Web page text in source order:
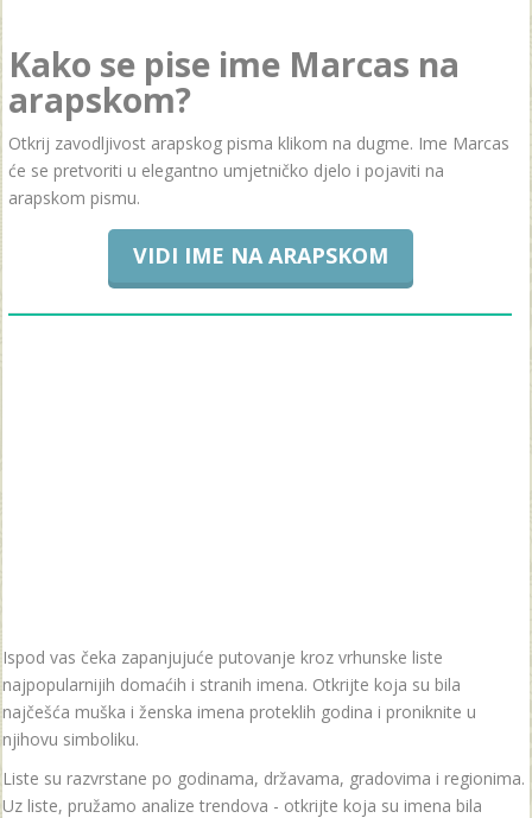
Kako se pise ime Marcas na
arapskom?
Otkrij zavodljivost arapskog pisma klikom na dugme. Ime Marcas
će se pretvoriti u elegantno umjetničko djelo i pojaviti na
arapskom pismu.
VIDI IME NA ARAPSKOM
Ispod vas čeka zapanjujuće putovanje kroz vrhunske liste
najpopularnijih domaćih i stranih imena. Otkrijte koja su bila
najčešća muška i ženska imena proteklih godina i proniknite u
njihovu simboliku.
Liste su razvrstane po godinama, državama, gradovima i regionima.
Uz liste, pružamo analize trendova - otkrijte koja su imena bila